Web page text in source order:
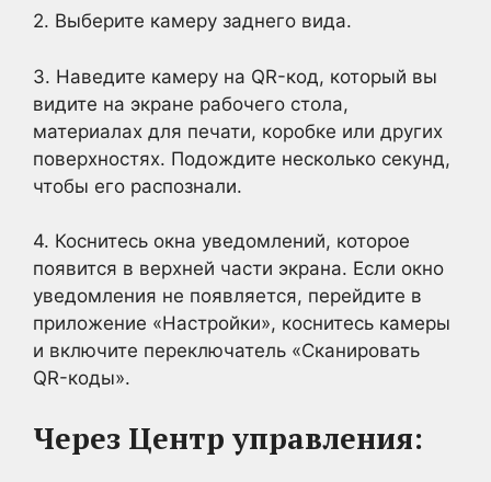
2. Выберите камеру заднего вида.
3. Наведите камеру на QR-код, который вы
видите на экране рабочего стола,
материалах для печати, коробке или других
поверхностях. Подождите несколько секунд,
чтобы его распознали.
4. Коснитесь окна уведомлений, которое
появится в верхней части экрана. Если окно
уведомления не появляется, перейдите в
приложение «Настройки», коснитесь камеры
и включите переключатель «Сканировать
QR-коды».
Через Центр управления: